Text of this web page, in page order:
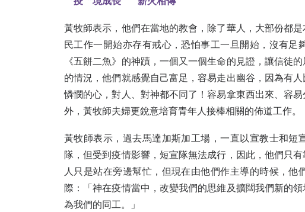
黃牧師表示，他們在當地的教會，除了華人，大部份都
民工作一開始亦存有戒心，恐怕事工一旦開始，沒有足
《五餅二魚》的神蹟，一個又一個生命的見證，讓信徒
的情況，他們就感覺自己富足，容易走出幽谷，因為有
憐憫的心，對人、對神都不同了！容易拿東西出來、容
外，黃牧師夫婦更銳意培育青年人接棒相關的佈道工作。
黃牧師表示，過去馬達加斯加工場，一直以宣教士和短
隊，但受到疫情影響，短宣隊無法成行，因此，他們只
人只是站在旁邊幫忙，但現在由他們作主導的時候，
際：「神在疫情當中，改變我們的思維及擴闊我們新的
為我們的同工。」